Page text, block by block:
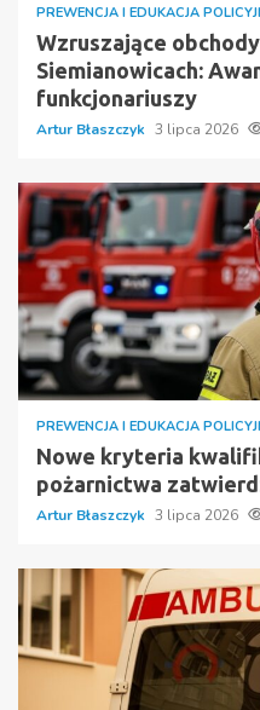
PREWENCJA I EDUKACJA
Wzruszające
Siemianowicach:
funkcjonariuszy
Artur Błaszczyk 3 lipca 2026
PREWENCJA I EDUKACJA
Nowe kryteria
pożarnictwa
Artur Błaszczyk 3 lipca 2026